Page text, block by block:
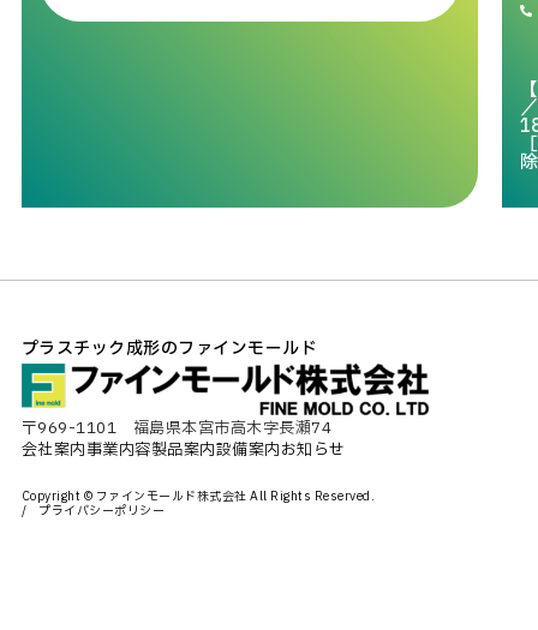
プラスチック成形のファインモールド
〒969-1101 福島県本宮市高木字長瀬74
会社案内事業内容製品案内設備案内お知らせ
Copyright © ファインモールド株式会社 All Rights Reserved.
プライバシーポリシー